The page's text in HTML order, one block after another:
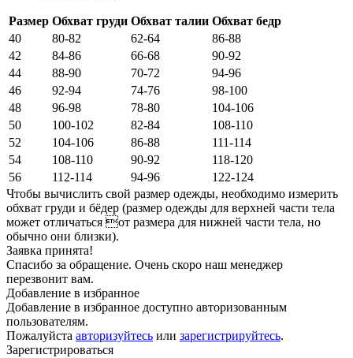
Размер Обхват груди Обхват талии Обхват бедр
40
80-82 62-64
86-88
42
84-86 66-68
90-92
44
88-90 70-72
94-96
46
92-94 74-76
98-100
48
96-98 78-80
104-106
50
100-102 82-84
108-110
52
104-106 86-88
111-114
54
108-110 90-92
118-120
56
112-114 94-96
122-124
Чтобы вычислить свой размер одежды, необходимо измерить
обхват груди и бёдер (размер одежды для верхней части тела
может отличаться от размера для нижней части тела, но
обычно они близки).
Заявка принята!
Спасибо за обращение. Очень скоро наш менеджер
перезвонит вам.
Добавление в избранное
Добавление в избранное доступно авторизованным
пользователям.
Пожалуйста авторизуйтесь или зарегистрируйтесь.
Зарегистрироваться